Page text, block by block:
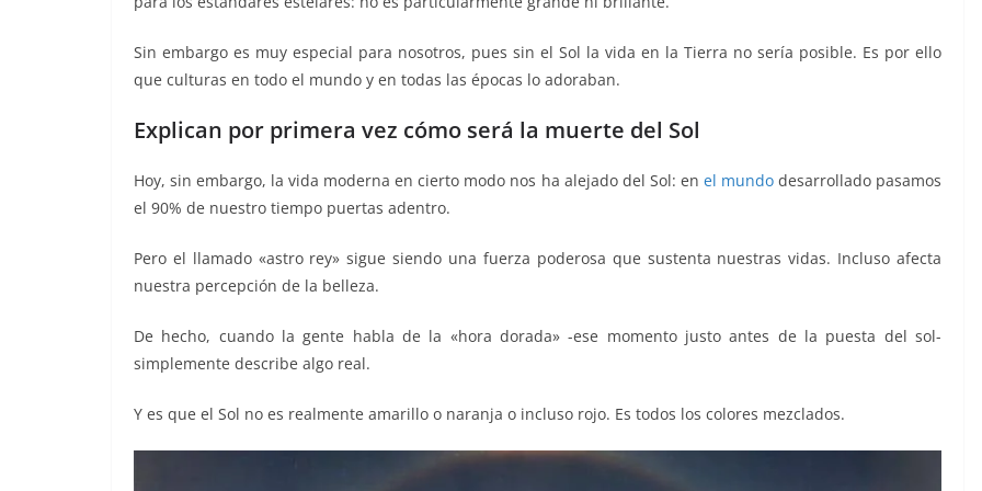
o
k
p er
Sin embargo es muy especial para nosotros, pues sin el Sol la vida en la Tierra no sería posible. Es por ello
que culturas en todo el mundo y en todas las épocas lo adoraban.
Explican por primera vez cómo será la muerte del Sol
Hoy, sin embargo, la vida moderna en cierto modo nos ha alejado del Sol: en el mundodesarrollado pasamos
el 90% de nuestro tiempo puertas adentro.
Pero el llamado «astro rey» sigue siendo una fuerza poderosa que sustenta nuestras vidas. Incluso afecta
nuestra percepción de la belleza.
De hecho, cuando la gente habla de la «hora dorada» -ese momento justo antes de la puesta del sol-
simplemente describe algo real.
Y es que el Sol no es realmente amarillo o naranja o incluso rojo. Es todos los colores mezclados.